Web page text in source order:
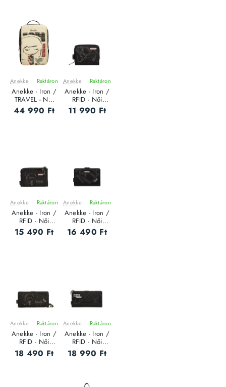
ÚJ
Anekke Raktáron
Anekke - Iron /
TRAVEL - Női
hátizsák
44 990 Ft
ÚJ
Anekke Raktáron
Anekke - Iron /
RFID - Női
pénztárca - S
11 990 Ft
ÚJ
Anekke Raktáron
Anekke - Iron /
RFID - Női
pénztárca - M
15 490 Ft
ÚJ
Anekke Raktáron
Anekke - Iron /
RFID - Női
pénztárca - M
16 490 Ft
ÚJ
Anekke Raktáron
Anekke - Iron /
RFID - Női
pénztárca - L
18 490 Ft
ÚJ
Anekke Raktáron
Anekke - Iron /
RFID - Női
pénztárca
18 990 Ft